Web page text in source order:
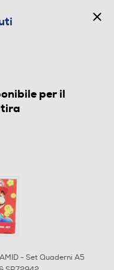
per il
- Set Quaderni A5